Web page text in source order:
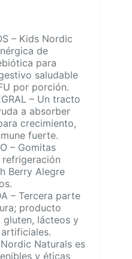
– Kids Nordic
de
para
saludable
por porción.
– Un tracto
a absorber
crecimiento,
fuerte.
– Gomitas
refrigeración
Berry Alegre
– Tercera parte
producto
gluten, lácteos y
Nordic Naturals es
y éticas